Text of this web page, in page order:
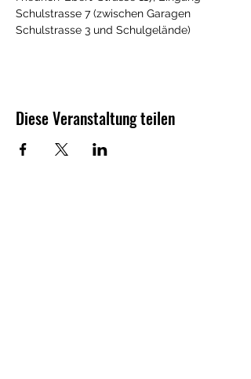
Schulstrasse 7 (zwischen Garagen
Schulstrasse 3 und Schulgelände)
Diese Veranstaltung teilen